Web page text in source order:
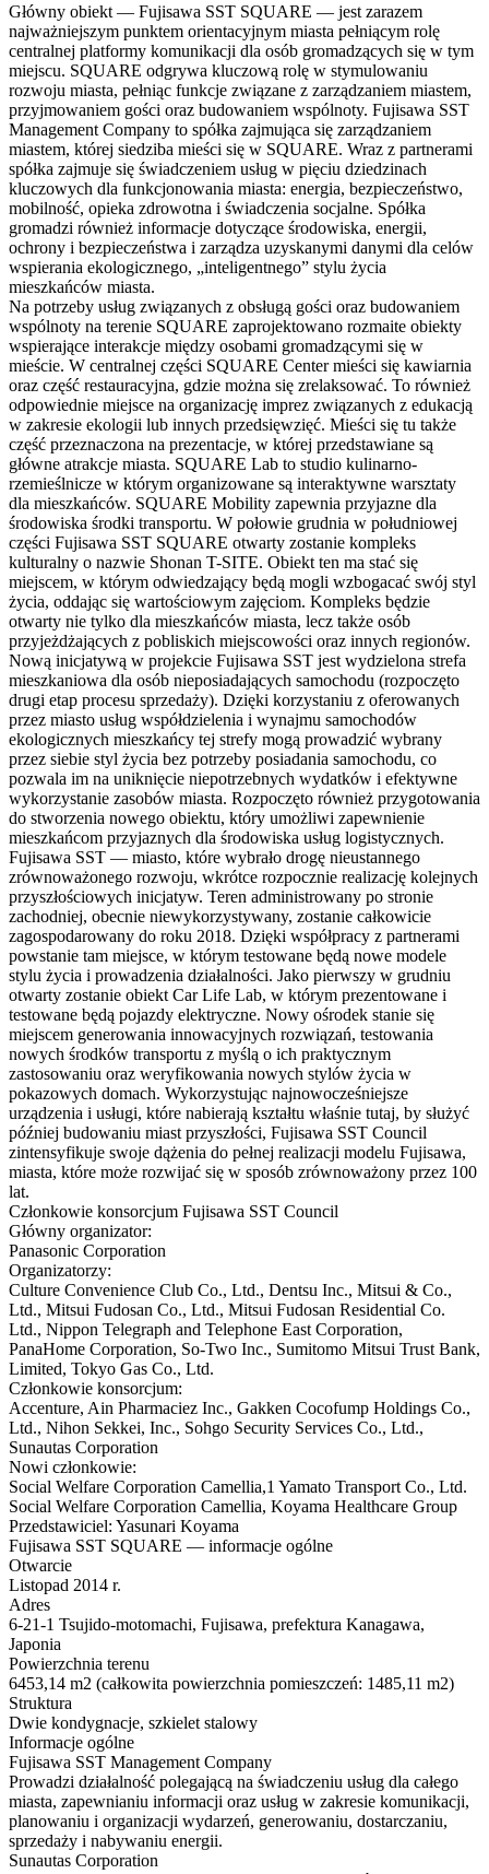
Główny obiekt — Fujisawa SST SQUARE — jest zarazem
najważniejszym punktem orientacyjnym miasta pełniącym rolę
centralnej platformy komunikacji dla osób gromadzących się w tym
miejscu. SQUARE odgrywa kluczową rolę w stymulowaniu
rozwoju miasta, pełniąc funkcje związane z zarządzaniem miastem,
przyjmowaniem gości oraz budowaniem wspólnoty. Fujisawa SST
Management Company to spółka zajmująca się zarządzaniem
miastem, której siedziba mieści się w SQUARE. Wraz z partnerami
spółka zajmuje się świadczeniem usług w pięciu dziedzinach
kluczowych dla funkcjonowania miasta: energia, bezpieczeństwo,
mobilność, opieka zdrowotna i świadczenia socjalne. Spółka
gromadzi również informacje dotyczące środowiska, energii,
ochrony i bezpieczeństwa i zarządza uzyskanymi danymi dla celów
wspierania ekologicznego, „inteligentnego” stylu życia
mieszkańców miasta.
Na potrzeby usług związanych z obsługą gości oraz budowaniem
wspólnoty na terenie SQUARE zaprojektowano rozmaite obiekty
wspierające interakcje między osobami gromadzącymi się w
mieście. W centralnej części SQUARE Center mieści się kawiarnia
oraz część restauracyjna, gdzie można się zrelaksować. To również
odpowiednie miejsce na organizację imprez związanych z edukacją
w zakresie ekologii lub innych przedsięwzięć. Mieści się tu także
część przeznaczona na prezentacje, w której przedstawiane są
główne atrakcje miasta. SQUARE Lab to studio kulinarno-
rzemieślnicze w którym organizowane są interaktywne warsztaty
dla mieszkańców. SQUARE Mobility zapewnia przyjazne dla
środowiska środki transportu. W połowie grudnia w południowej
części Fujisawa SST SQUARE otwarty zostanie kompleks
kulturalny o nazwie Shonan T-SITE. Obiekt ten ma stać się
miejscem, w którym odwiedzający będą mogli wzbogacać swój styl
życia, oddając się wartościowym zajęciom. Kompleks będzie
otwarty nie tylko dla mieszkańców miasta, lecz także osób
przyjeżdżających z pobliskich miejscowości oraz innych regionów.
Nową inicjatywą w projekcie Fujisawa SST jest wydzielona strefa
mieszkaniowa dla osób nieposiadających samochodu (rozpoczęto
drugi etap procesu sprzedaży). Dzięki korzystaniu z oferowanych
przez miasto usług współdzielenia i wynajmu samochodów
ekologicznych mieszkańcy tej strefy mogą prowadzić wybrany
przez siebie styl życia bez potrzeby posiadania samochodu, co
pozwala im na uniknięcie niepotrzebnych wydatków i efektywne
wykorzystanie zasobów miasta. Rozpoczęto również przygotowania
do stworzenia nowego obiektu, który umożliwi zapewnienie
mieszkańcom przyjaznych dla środowiska usług logistycznych.
Fujisawa SST — miasto, które wybrało drogę nieustannego
zrównoważonego rozwoju, wkrótce rozpocznie realizację kolejnych
przyszłościowych inicjatyw. Teren administrowany po stronie
zachodniej, obecnie niewykorzystywany, zostanie całkowicie
zagospodarowany do roku 2018. Dzięki współpracy z partnerami
powstanie tam miejsce, w którym testowane będą nowe modele
stylu życia i prowadzenia działalności. Jako pierwszy w grudniu
otwarty zostanie obiekt Car Life Lab, w którym prezentowane i
testowane będą pojazdy elektryczne. Nowy ośrodek stanie się
miejscem generowania innowacyjnych rozwiązań, testowania
nowych środków transportu z myślą o ich praktycznym
zastosowaniu oraz weryfikowania nowych stylów życia w
pokazowych domach. Wykorzystując najnowocześniejsze
urządzenia i usługi, które nabierają kształtu właśnie tutaj, by służyć
później budowaniu miast przyszłości, Fujisawa SST Council
zintensyfikuje swoje dążenia do pełnej realizacji modelu Fujisawa,
miasta, które może rozwijać się w sposób zrównoważony przez 100
lat.
Członkowie konsorcjum Fujisawa SST Council
Główny organizator:
Panasonic Corporation
Organizatorzy:
Culture Convenience Club Co., Ltd., Dentsu Inc., Mitsui & Co.,
Ltd., Mitsui Fudosan Co., Ltd., Mitsui Fudosan Residential Co.
Ltd., Nippon Telegraph and Telephone East Corporation,
PanaHome Corporation, So-Two Inc., Sumitomo Mitsui Trust Bank,
Limited, Tokyo Gas Co., Ltd.
Członkowie konsorcjum:
Accenture, Ain Pharmaciez Inc., Gakken Cocofump Holdings Co.,
Ltd., Nihon Sekkei, Inc., Sohgo Security Services Co., Ltd.,
Sunautas Corporation
Nowi członkowie:
Social Welfare Corporation Camellia,1 Yamato Transport Co., Ltd.
Social Welfare Corporation Camellia, Koyama Healthcare Group
Przedstawiciel: Yasunari Koyama
Fujisawa SST SQUARE — informacje ogólne
Otwarcie
Listopad 2014 r.
Adres
6-21-1 Tsujido-motomachi, Fujisawa, prefektura Kanagawa,
Japonia
Powierzchnia terenu
6453,14 m2 (całkowita powierzchnia pomieszczeń: 1485,11 m2)
Struktura
Dwie kondygnacje, szkielet stalowy
Informacje ogólne
Fujisawa SST Management Company
Prowadzi działalność polegającą na świadczeniu usług dla całego
miasta, zapewnianiu informacji oraz usług w zakresie komunikacji,
planowaniu i organizacji wydarzeń, generowaniu, dostarczaniu,
sprzedaży i nabywaniu energii.
Sunautas Corporation